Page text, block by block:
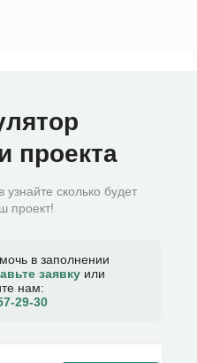
проекта
узнайте сколько будет
проект!
в заполнении
заявку или
нам:
29-30​